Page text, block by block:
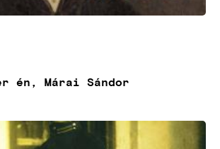
én, Márai Sándor